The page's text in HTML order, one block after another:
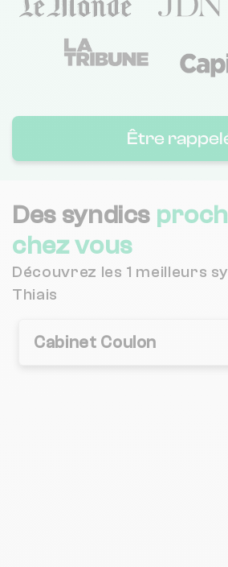
Être
Des syndics
chez vous
Découvrez les 1 meilleurs
Thiais
Cabinet Coulon